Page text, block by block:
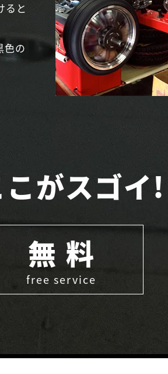
ると
色の
こがスゴイ!
無 料
free service